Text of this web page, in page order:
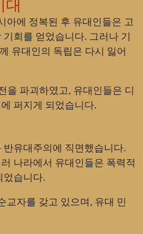
대
아에 정복된 후 유대인들은 고
회를 얻었습니다. 그러나 기
유대인의 독립은 다시 잃어
을 파괴하였고, 유대인들은 디
퍼지게 되었습니다.
유대주의에 직면했습니다.
나라에서 유대인들은 폭력적
었습니다.
교자를 갖고 있으며, 유대 민